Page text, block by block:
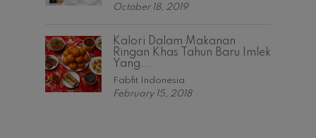
October 18, 2019
Kalori Dalam Makanan
Ringan Khas Tahun Baru Imlek
Yang...
Fabfit Indonesia
February 15, 2018